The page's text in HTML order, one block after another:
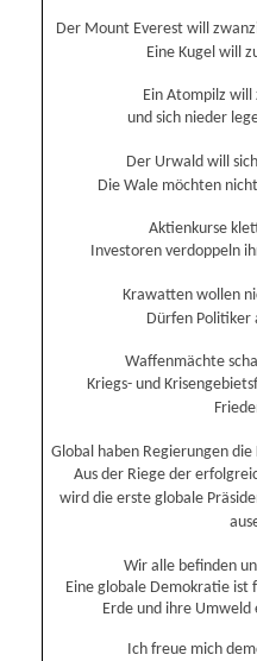
Der Mount Everest will
Eine Kugel will
Ein Atompilz will
und sich nieder
Der Urwald will
Die Wale möchten
Aktienkurse
Investoren verdoppeln
Krawatten wollen
Dürfen Politiker
Waffenmächte
Kriegs- und
Global haben Regierungen
Aus der Riege der
wird die erste globale
Wir alle befinden
Eine globale Demokratie ist
Erde und ihre
Ich freue mich